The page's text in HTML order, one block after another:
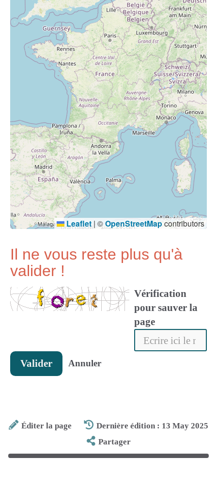
Leaflet | ©OpenStreetMap contributors
Il ne vous reste plus qu'à
valider !
Vérification
pour sauver la
page
Valider Annuler
Éditer la page
Dernière édition : 13 May 2025
Partager